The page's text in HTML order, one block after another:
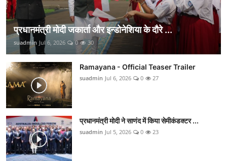
प्रधानमंत्री मोदी जकार्ता और इन्डोनेशिया के दौरे ...
suadmin Jul 6, 2026 0 30
Ramayana - Official Teaser Trailer
suadmin Jul 6, 2026 0 27
प्रधानमंत्री मोदी ने साणंद में किया सेमीकंडक्टर ...
suadmin Jul 5, 2026 0 23